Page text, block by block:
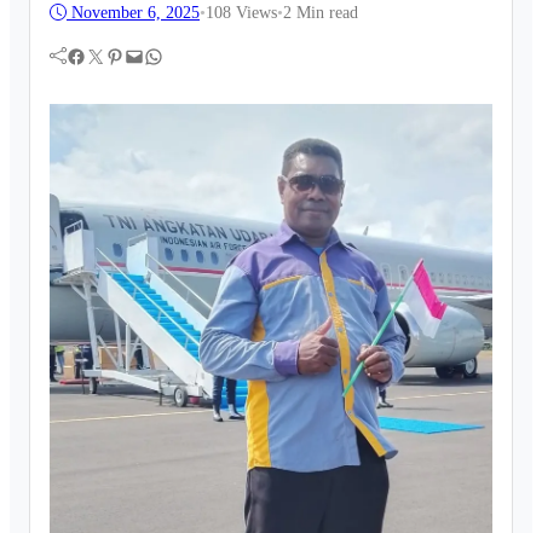
November 6, 2025•108 Views•2 Min read
Facebook Twitter Pinterest Mail WhatsApp